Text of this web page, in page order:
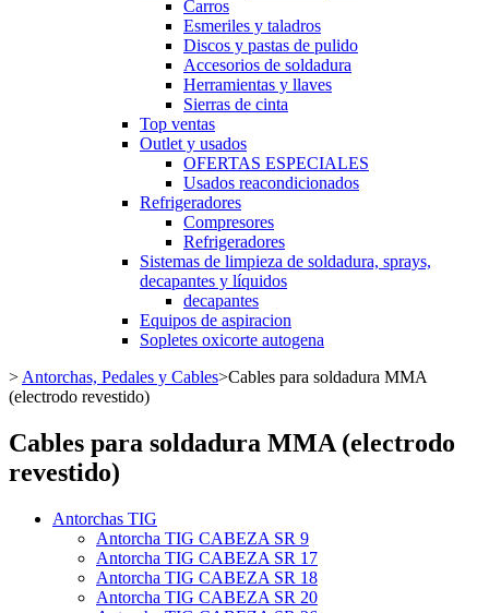
Carros
Esmeriles y taladros
Discos y pastas de pulido
Accesorios de soldadura
Herramientas y llaves
Sierras de cinta
Top ventas
Outlet y usados
OFERTAS ESPECIALES
Usados reacondicionados
Refrigeradores
Compresores
Refrigeradores
Sistemas de limpieza de soldadura, sprays,
decapantes y líquidos
decapantes
Equipos de aspiracion
Sopletes oxicorte autogena
> Antorchas, Pedales y Cables>Cables para soldadura MMA
(electrodo revestido)
Cables para soldadura MMA (electrodo
revestido)
Antorchas TIG
Antorcha TIG CABEZA SR 9
Antorcha TIG CABEZA SR 17
Antorcha TIG CABEZA SR 18
Antorcha TIG CABEZA SR 20